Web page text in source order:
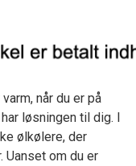
når du er på
løsningen til dig. I
ølkølere, der
om du er